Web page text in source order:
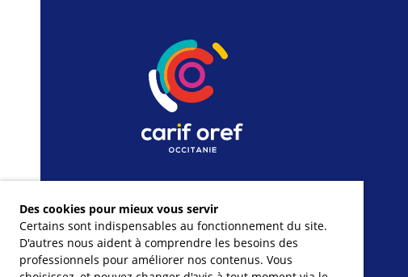
Des cookies pour mieux vous servir
Certains sont indispensables au fonctionnement du site.
D'autres nous aident à comprendre les besoins des
professionnels pour améliorer nos contenus. Vous